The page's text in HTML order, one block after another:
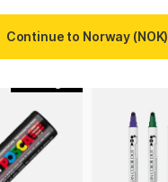
49 KR
54 KR
Continue to Norway (NOK)